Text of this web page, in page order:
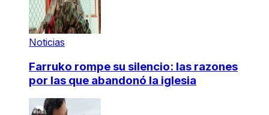
Noticias
Farruko rompe su silencio: las razones
por las que abandonó la iglesia